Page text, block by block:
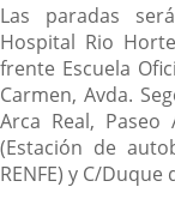
Las paradas
Hospital Rio
frente Escuela
Carmen, Avda.
Arca Real,
(Estación de
RENFE) y C/